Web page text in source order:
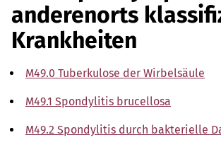
anderenorts
Krankheiten
M49.0 Tuberkulose der Wirbelsäule
M49.1 Spondylitis brucellosa
M49.2 Spondylitis durch bakterielle